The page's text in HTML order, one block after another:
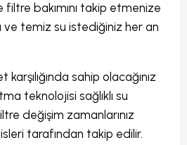
filtre bakımını takip etmenize
ve temiz su istediğiniz her an
sahip olacağınız
teknolojisi sağlıklı su
değişim zamanlarınız
tarafından takip edilir.